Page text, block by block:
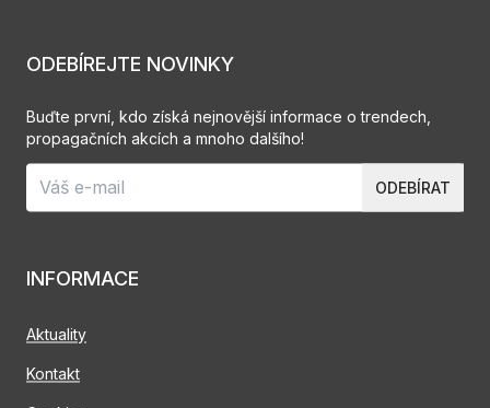
INFORMACE
Aktuality
Kontakt
ODEBÍREJTE NOVINKY
Buďte první, kdo získá nejnovější informace o trendech,
propagačních akcích a mnoho dalšího!
ODEBÍRAT